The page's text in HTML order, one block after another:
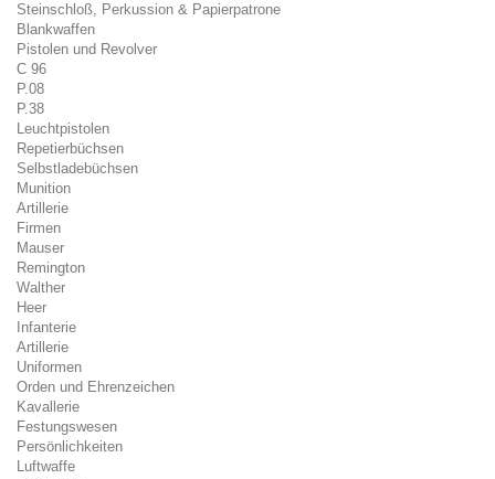
Steinschloß, Perkussion & Papierpatrone
Blankwaffen
Pistolen und Revolver
C 96
P.08
P.38
Leuchtpistolen
Repetierbüchsen
Selbstladebüchsen
Munition
Artillerie
Firmen
Mauser
Remington
Walther
Heer
Infanterie
Artillerie
Uniformen
Orden und Ehrenzeichen
Kavallerie
Festungswesen
Persönlichkeiten
Luftwaffe